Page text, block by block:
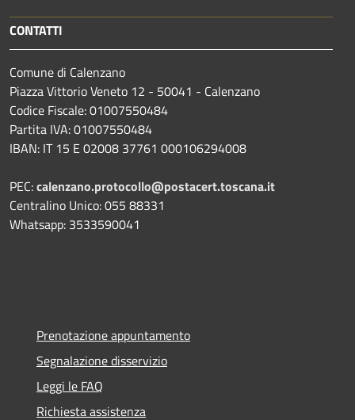
CONTATTI
Comune di Calenzano
Piazza Vittorio Veneto 12 - 50041 - Calenzano
Codice Fiscale: 01007550484
Partita IVA: 01007550484
IBAN: IT 15 E 02008 37761 000106294008
PEC:calenzano.protocollo@postacert.toscana.it
Centralino Unico: 055 88331
Whatsapp: 3533590041
Prenotazione appuntamento
Segnalazione disservizio
Leggi le FAQ
Richiesta assistenza